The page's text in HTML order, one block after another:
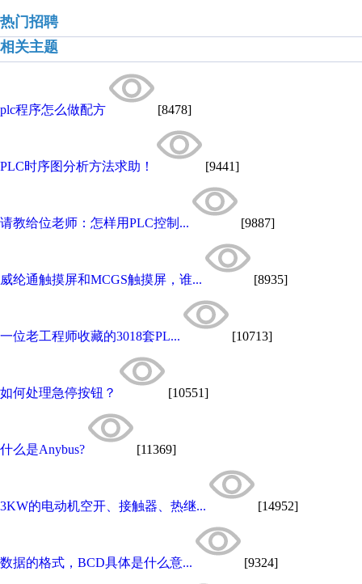
热门招聘
相关主题
plc程序怎么做配方 [8478]
PLC时序图分析方法求助！ [9441]
请教给位老师：怎样用PLC控制... [9887]
威纶通触摸屏和MCGS触摸屏，谁... [8935]
一位老工程师收藏的3018套PL... [10713]
如何处理急停按钮？ [10551]
什么是Anybus? [11369]
3KW的电动机空开、接触器、热继... [14952]
数据的格式，BCD具体是什么意... [9324]